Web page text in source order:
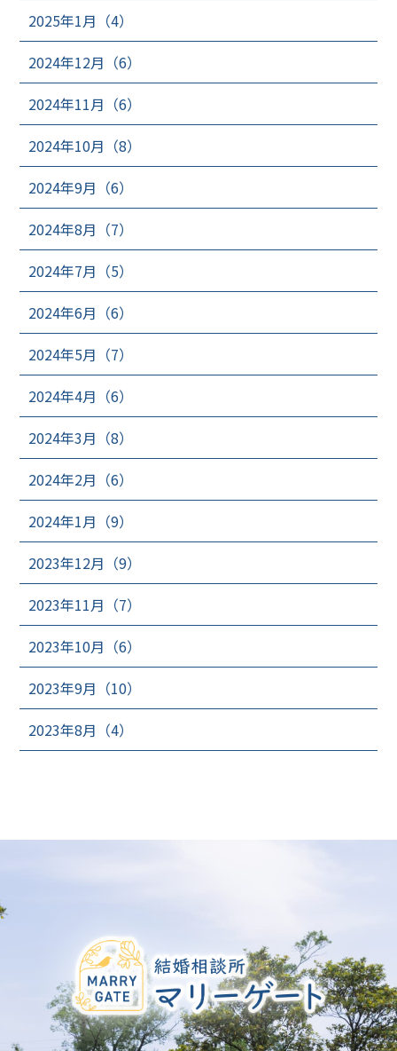
2025年1月（4）
2024年12月（6）
2024年11月（6）
2024年10月（8）
2024年9月（6）
2024年8月（7）
2024年7月（5）
2024年6月（6）
2024年5月（7）
2024年4月（6）
2024年3月（8）
2024年2月（6）
2024年1月（9）
2023年12月（9）
2023年11月（7）
2023年10月（6）
2023年9月（10）
2023年8月（4）